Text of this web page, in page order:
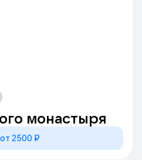
монастыря
от 2500 ₽